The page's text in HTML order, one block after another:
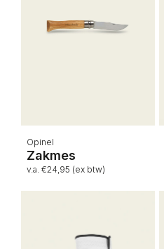
Opinel
Zakmes
v.a. €24,95 (ex btw)